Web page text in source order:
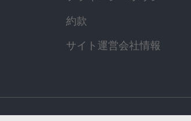
約款
サイト運営会社情報